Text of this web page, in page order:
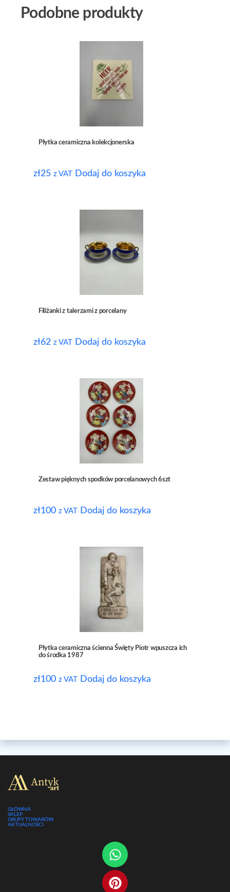
Podobne produkty
Płytka ceramiczna kolekcjonerska
zł25 z VAT Dodaj do koszyka
Filiżanki z talerzami z porcelany
zł62 z VAT Dodaj do koszyka
Zestaw pięknych spodków porcelanowych 6szt
zł100 z VAT Dodaj do koszyka
Płytka ceramiczna ścienna Święty Piotr wpuszcza ich
do środka 1987
zł100 z VAT Dodaj do koszyka
GŁÓWNA
SKLEP
GRUPY TOWARÓW
AKTUALNOŚCI